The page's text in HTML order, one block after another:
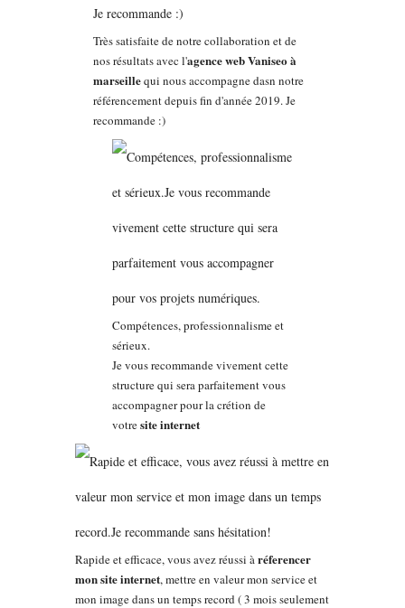
Très satisfaite de notre collaboration et de
nos résultats avec l'agence web Vaniseo à
marseillequi nous accompagne dasn notre
référencement depuis fin d'année 2019. Je
recommande :)
Compétences, professionnalisme et
sérieux.
Je vous recommande vivement cette
structure qui sera parfaitement vous
accompagner pour la crétion de
votresite internet
Rapide et efficace, vous avez réussi àréferencer
mon site internet, mettre en valeur mon service et
mon image dans un temps record ( 3 mois seulement